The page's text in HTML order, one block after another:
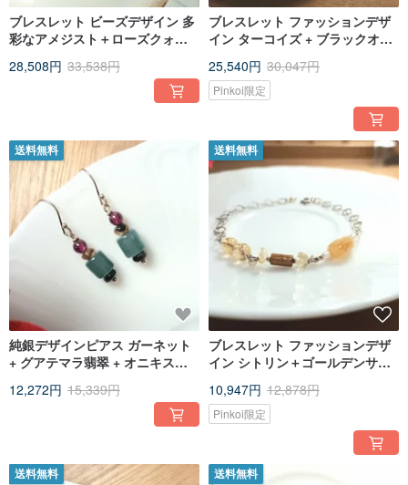
ブレスレット ビーズデザイン 多
彩なアメジスト＋ローズクォー
スアゲート＋トパーズ
28,508円 33,538円
ブレスレット ファッションデザ
イン ターコイズ + ブラックオニ
ェーン
25,540円 30,047円
Pinkoi限定
送料無料
純銀デザインピアス ガーネット
+ グアテマラ翡翠 + オニキス
12,272円 15,339円
送料無料
ブレスレット ファッションデザ
イン シトリン＋ゴールデンサン
ーン
10,947円 12,878円
Pinkoi限定
送料無料 送料無料